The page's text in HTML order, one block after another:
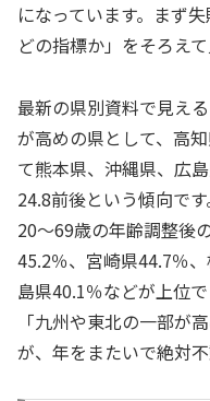
になっています。まず
どの指標か」をそろえ
最新の県別資料で見え
が高めの県として、高
て熊本県、沖縄県、広
24.8前後という傾向で
20〜69歳の年齢調整後
45.2％、宮崎県44.7％
島県40.1％などが上位
「九州や東北の一部が
が、年をまたいで絶対